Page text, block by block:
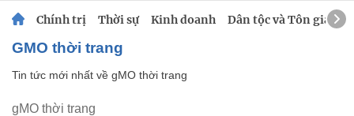
Chính trị Thời sự Kinh doanh Dân tộc và Tôn giáo
gMO thời trang
Tin tức mới nhất về gMO thời trang
gMO thời trang